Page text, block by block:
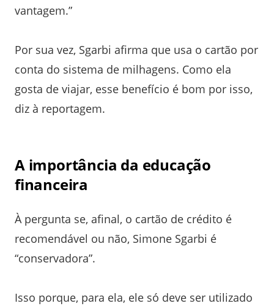
vantagem.”
Por sua vez, Sgarbi afirma que usa o cartão por
conta do sistema de milhagens. Como ela
gosta de viajar, esse benefício é bom por isso,
diz à reportagem.
A importância da educação
financeira
À pergunta se, afinal, o cartão de crédito é
recomendável ou não, Simone Sgarbi é
“conservadora”.
Isso porque, para ela, ele só deve ser utilizado